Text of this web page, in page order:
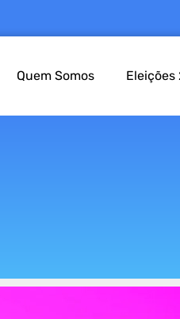
Quem Somos Eleições